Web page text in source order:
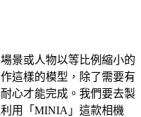
景或人物以等比例縮小的
這樣的模型，除了需要有
心才能完成。我們要去製
用「MINIA」這款相機